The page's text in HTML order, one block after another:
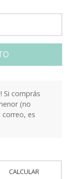
Si comprás
(no
correo, es
CALCULAR